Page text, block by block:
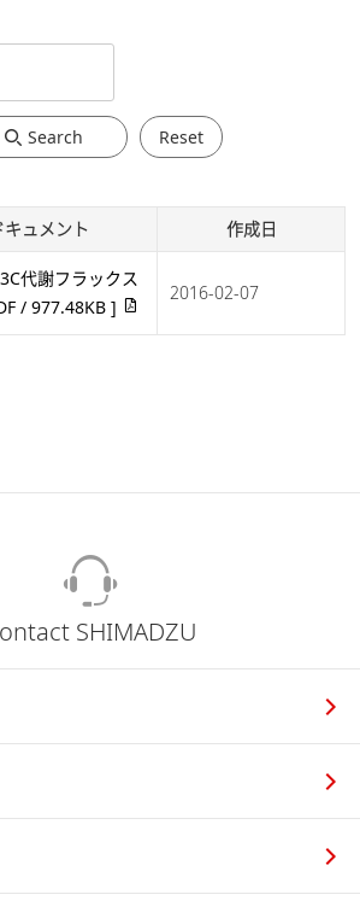
いた肝炎モデル
伝子変異ショウジ
]
用いた遺伝子変異
メタボロミクス
]
2023-03-21
のマルチモーダ
TiO2 ナノ粒子
/ 453.52KB ] 2022-03-17
ES細胞抽出物の
/ 268.3KB ]
分析計を用いた
ール酸および代
526.64KB ]
2022-02-15
Search Reset
ュメント 作成日
代謝フラックス
/ 977.48KB ]
2016-02-07
SHIMADZU